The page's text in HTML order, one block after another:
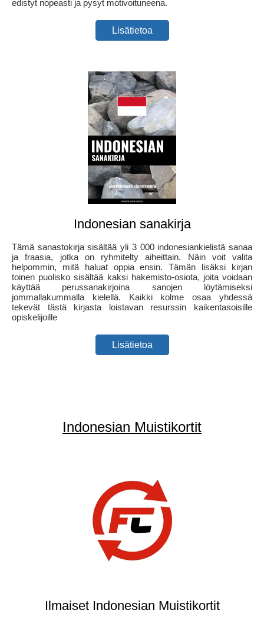
edistyt nopeasti ja pysyt motivoituneena.
Lisätietoa
Indonesian sanakirja
Tämä sanastokirja sisältää yli 3 000 indonesiankielistä sanaa
ja fraasia, jotka on ryhmitelty aiheittain. Näin voit valita
helpommin, mitä haluat oppia ensin. Tämän lisäksi kirjan
toinen puolisko sisältää kaksi hakemisto-osiota, joita voidaan
käyttää perussanakirjoina sanojen löytämiseksi
jommallakummalla kielellä. Kaikki kolme osaa yhdessä
tekevät tästä kirjasta loistavan resurssin kaikentasoisille
opiskelijoille
Lisätietoa
Indonesian Muistikortit
Ilmaiset Indonesian Muistikortit